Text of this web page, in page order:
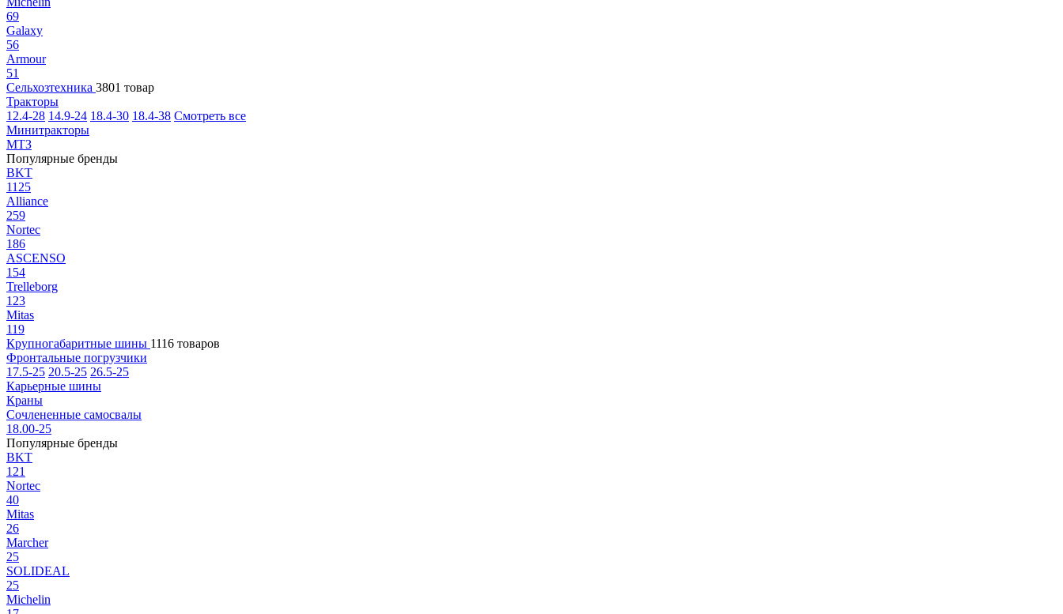
69
Galaxy
56
Armour
51
Сельхозтехника 3801 товар
Тракторы
12.4-28 14.9-24 18.4-30 18.4-38 Смотреть все
Минитракторы
МТЗ
Популярные бренды
BKT
1125
Alliance
259
Nortec
186
ASCENSO
154
Trelleborg
123
Mitas
119
Крупногабаритные шины 1116 товаров
Фронтальные погрузчики
17.5-25 20.5-25 26.5-25
Карьерные шины
Краны
Сочлененные самосвалы
18.00-25
Популярные бренды
BKT
121
Nortec
40
Mitas
26
Marcher
25
SOLIDEAL
25
Michelin